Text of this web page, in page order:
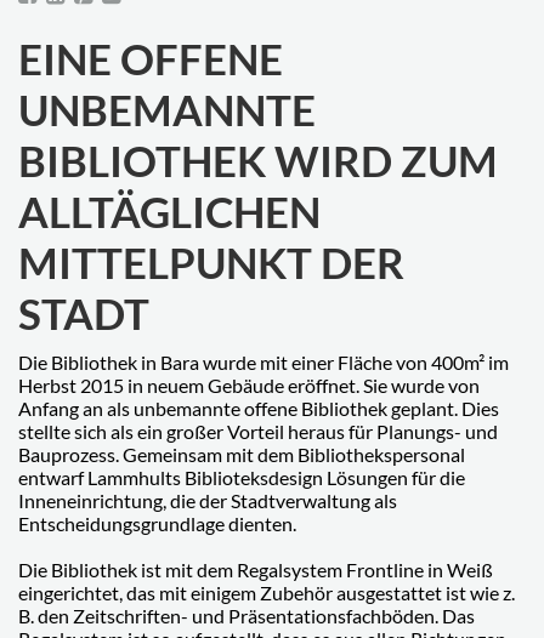
EINE OFFENE
UNBEMANNTE
BIBLIOTHEK WIRD ZUM
ALLTÄGLICHEN
MITTELPUNKT DER
STADT
Die Bibliothek in Bara wurde mit einer Fläche von 400m² im
Herbst 2015 in neuem Gebäude eröffnet. Sie wurde von
Anfang an als unbemannte offene Bibliothek geplant. Dies
stellte sich als ein großer Vorteil heraus für Planungs- und
Bauprozess. Gemeinsam mit dem Bibliothekspersonal
entwarf Lammhults Biblioteksdesign Lösungen für die
Inneneinrichtung, die der Stadtverwaltung als
Entscheidungsgrundlage dienten.
Die Bibliothek ist mit dem Regalsystem Frontline in Weiß
eingerichtet, das mit einigem Zubehör ausgestattet ist wie z.
B. den Zeitschriften- und Präsentationsfachböden. Das